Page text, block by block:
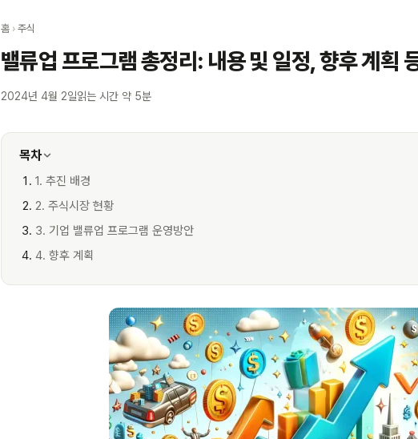
홈 › 주식
밸류업 프로그램 총정리: 내용 및 일정, 향후 계획
2024년 4월 2일읽는 시간 약 5분
목차
1. 추진 배경
2. 주식시장 현황
3. 기업 밸류업 프로그램 운영방안
4. 향후 계획